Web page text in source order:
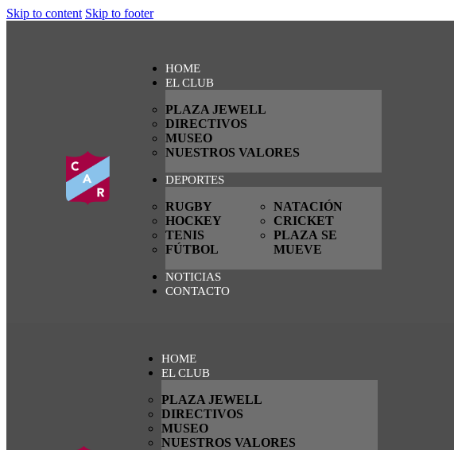
Skip to content Skip to footer
HOME
EL CLUB
PLAZA JEWELL
DIRECTIVOS
MUSEO
NUESTROS VALORES
DEPORTES
RUGBY
HOCKEY
TENIS
FÚTBOL
NATACIÓN
CRICKET
PLAZA SE
MUEVE
NOTICIAS
CONTACTO
HOME
EL CLUB
PLAZA JEWELL
DIRECTIVOS
MUSEO
NUESTROS VALORES